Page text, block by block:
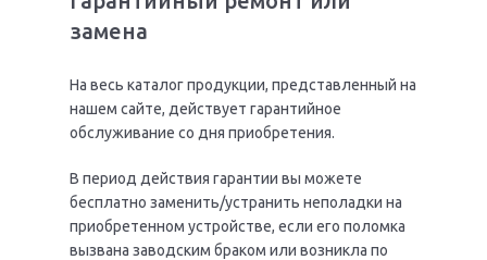
замена
На весь каталог продукции, представленный на
нашем сайте, действует гарантийное
обслуживание со дня приобретения.
В период действия гарантии вы можете
бесплатно заменить/устранить неполадки на
приобретенном устройстве, если его поломка
вызвана заводским браком или возникла по